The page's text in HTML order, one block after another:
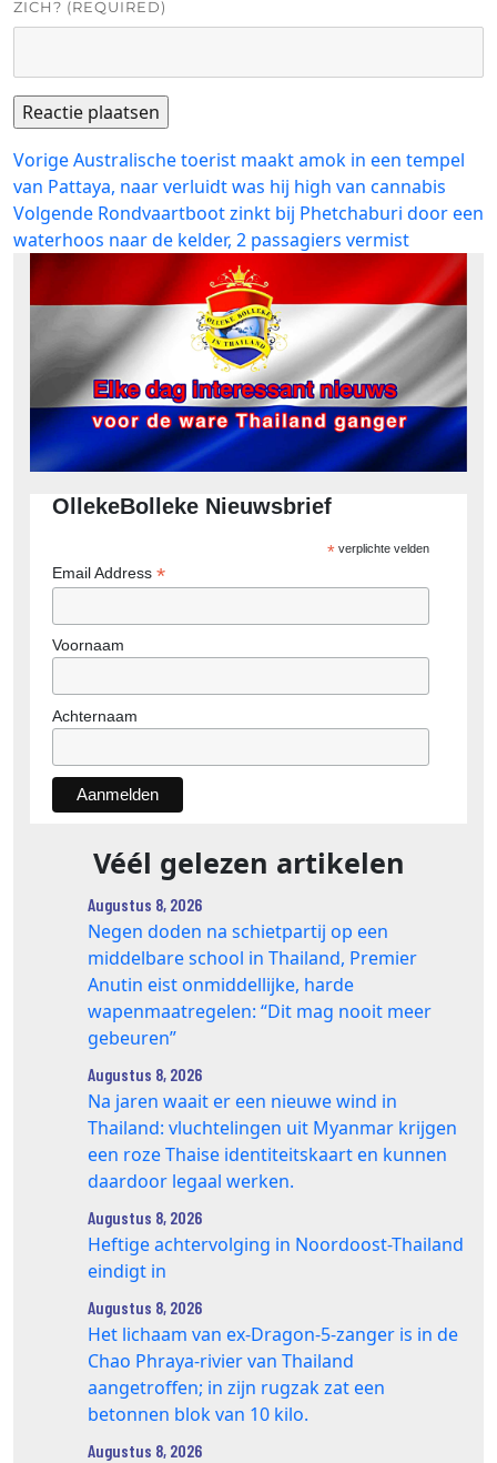
ZICH? (REQUIRED)
Bericht
navigatie
VorigeVorig
bericht:
Australische toerist maakt amok in een tempel
van Pattaya, naar verluidt was hij high van cannabis
Volgende Volgend
bericht:
Rondvaartboot zinkt bij Phetchaburi door een
waterhoos naar de kelder, 2 passagiers vermist
OllekeBolleke Nieuwsbrief
*verplichte velden
Email Address *
Voornaam
Achternaam
Véél gelezen artikelen
Augustus 8, 2026
Negen doden na schietpartij op een
middelbare school in Thailand, Premier
Anutin eist onmiddellijke, harde
wapenmaatregelen: “Dit mag nooit meer
gebeuren”
Augustus 8, 2026
Na jaren waait er een nieuwe wind in
Thailand: vluchtelingen uit Myanmar krijgen
een roze Thaise identiteitskaart en kunnen
daardoor legaal werken.
Augustus 8, 2026
Heftige achtervolging in Noordoost-Thailand
eindigt in
Augustus 8, 2026
Het lichaam van ex-Dragon‑5‑zanger is in de
Chao Phraya‑rivier van Thailand
aangetroffen; in zijn rugzak zat een
betonnen blok van 10 kilo.
Augustus 8, 2026